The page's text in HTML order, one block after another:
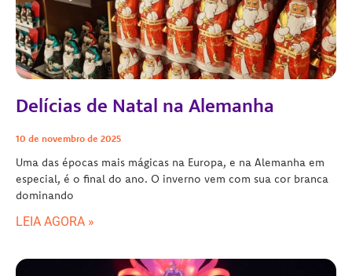
Delícias de Natal na Alemanha
10 de novembro de 2025
Uma das épocas mais mágicas na Europa, e na Alemanha em
especial, é o final do ano. O inverno vem com sua cor branca
dominando
LEIA AGORA »